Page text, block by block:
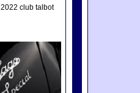
2022 club talbot